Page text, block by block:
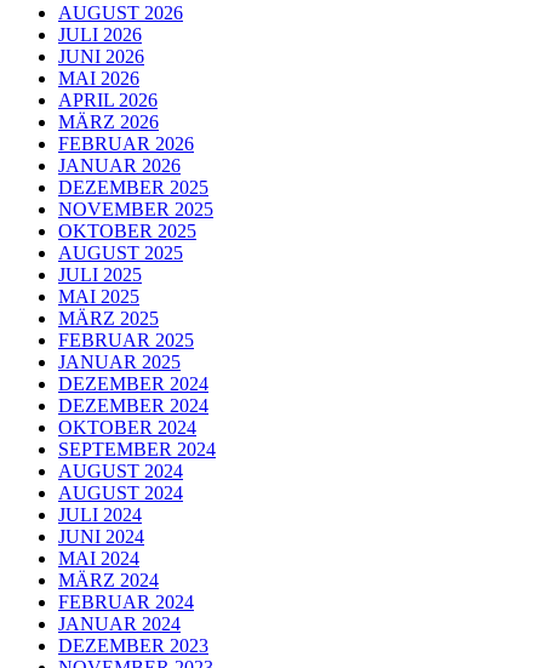
AUGUST 2026
JULI 2026
JUNI 2026
MAI 2026
APRIL 2026
MÄRZ 2026
FEBRUAR 2026
JANUAR 2026
DEZEMBER 2025
NOVEMBER 2025
OKTOBER 2025
AUGUST 2025
JULI 2025
MAI 2025
MÄRZ 2025
FEBRUAR 2025
JANUAR 2025
DEZEMBER 2024
DEZEMBER 2024
OKTOBER 2024
SEPTEMBER 2024
AUGUST 2024
AUGUST 2024
JULI 2024
JUNI 2024
MAI 2024
MÄRZ 2024
FEBRUAR 2024
JANUAR 2024
DEZEMBER 2023